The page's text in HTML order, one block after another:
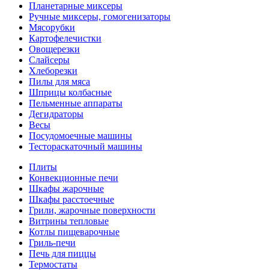
Планетарные миксеры
Ручные миксеры, гомогенизаторы
Мясорубки
Картофелечистки
Овощерезки
Слайсеры
Хлеборезки
Пилы для мяса
Шприцы колбасные
Пельменные аппараты
Дегидраторы
Весы
Посудомоечные машины
Тестораскаточный машины
Плиты
Конвекционные печи
Шкафы жарочные
Шкафы расстоечные
Грили, жарочные поверхности
Витрины тепловые
Котлы пищеварочные
Гриль-печи
Печь для пиццы
Термостаты